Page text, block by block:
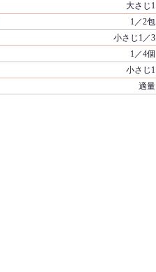
大さじ1
1／2包
小さじ1／3
1／4個
小さじ1
適量